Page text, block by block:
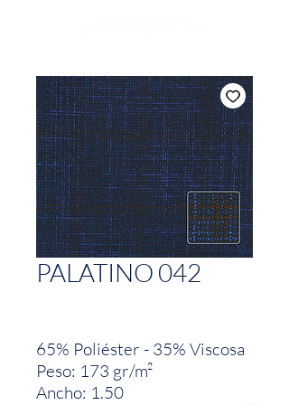
PALATINO 042
65% Poliéster - 35% Viscosa
Peso: 173 gr/m²
Ancho: 1.50